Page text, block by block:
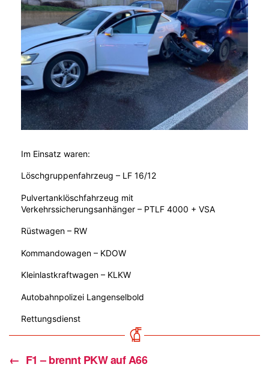
Im Einsatz waren:
Löschgruppenfahrzeug – LF 16/12
Pulvertanklöschfahrzeug mit
Verkehrssicherungsanhänger – PTLF 4000 + VSA
Rüstwagen – RW
Kommandowagen – KDOW
Kleinlastkraftwagen – KLKW
Autobahnpolizei Langenselbold
Rettungsdienst
← F1 – brennt PKW auf A66